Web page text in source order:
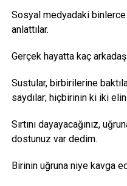
Sosyal medyadaki
anlattılar.
Gerçek hayatta kaç
Sustular, birbirilerine
saydılar; hiçbirinin ki iki
Sırtını dayayacağınız,
dostunuz var dedim.
Birinin uğruna niye kavga